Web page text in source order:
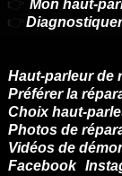
👉 Mon haut-
👉
Haut-parleur de
Préférer la
Choix haut-
Photos de
Vidéos de
Facebook